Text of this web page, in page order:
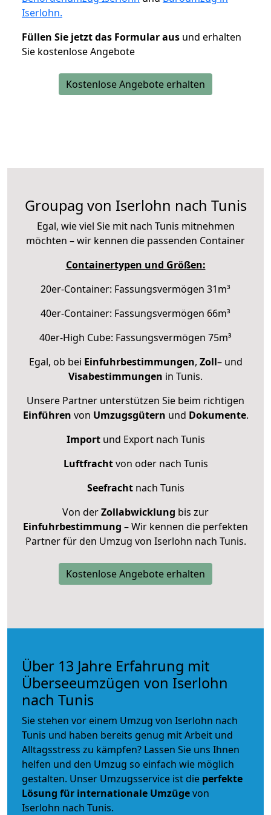
Iserlohn.
Füllen Sie jetzt das Formular aus und erhalten
Sie kostenlose Angebote
Kostenlose Angebote erhalten
Groupag von Iserlohn nach Tunis
Egal, wie viel Sie mit nach Tunis mitnehmen
möchten – wir kennen die passenden Container
Containertypen und Größen:
20er-Container: Fassungsvermögen 31m³
40er-Container: Fassungsvermögen 66m³
40er-High Cube: Fassungsvermögen 75m³
Egal, ob bei Einfuhrbestimmungen, Zoll– und
Visabestimmungen in Tunis.
Unsere Partner unterstützen Sie beim richtigen
Einführen von Umzugsgütern und Dokumente.
Importund Export nach Tunis
Luftfrachtvon oder nach Tunis
Seefrachtnach Tunis
Von derZollabwicklung bis zur
Einfuhrbestimmung – Wir kennen die perfekten
Partner für den Umzug von Iserlohn nach Tunis.
Kostenlose Angebote erhalten
Über 13 Jahre Erfahrung mit
Überseeumzügen von Iserlohn
nach Tunis
Sie stehen vor einem Umzug von Iserlohn nach
Tunis und haben bereits genug mit Arbeit und
Alltagsstress zu kämpfen? Lassen Sie uns Ihnen
helfen und den Umzug so einfach wie möglich
gestalten. Unser Umzugsservice ist die perfekte
Lösung für internationale Umzügevon
Iserlohn nach Tunis.